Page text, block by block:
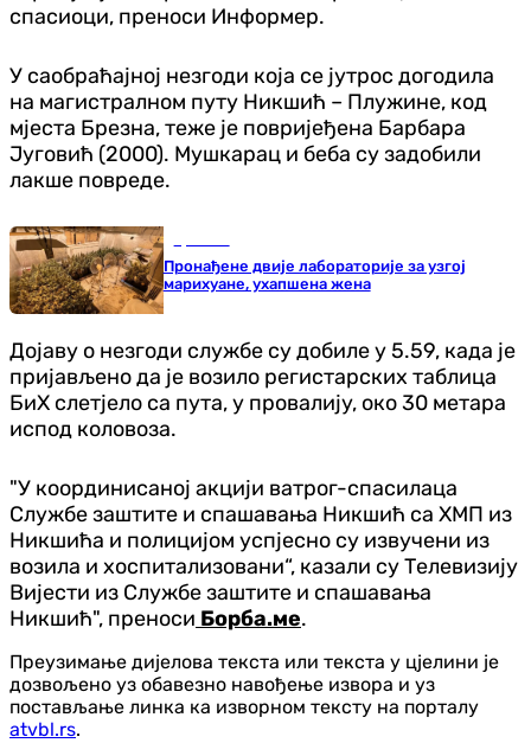
спасиоци, преноси Информер.
У саобраћајној незгоди која се јутрос догодила
на магистралном путу Никшић – Плужине, код
мјеста Брезна, теже је повријеђена Барбара
Југовић (2000). Мушкарац и беба су задобили
лакше повреде.
Пронађене двије лабораторије за узгој
марихуане, ухапшена жена
Дојаву о незгоди службе су добиле у 5.59, када је
пријављено да је возило регистарских таблица
БиХ слетјело са пута, у провалију, око 30 метара
испод коловоза.
"У координисаној акцији ватрог-спасилаца
Службе заштите и спашавања Никшић са ХМП из
Никшића и полицијом успјесно су извучени из
возила и хоспитализовани“, казали су Телевизију
Вијести из Службе заштите и спашавања
Никшић", преноси Борба.ме.
Преузимање дијелова текста или текста у цјелини је
дозвољено уз обавезно навођење извора и уз
постављање линка ка изворном тексту на порталу
atvbl.rs.